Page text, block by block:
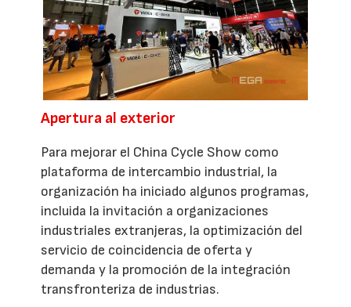
Apertura al exterior
Para mejorar el China Cycle Show como
plataforma de intercambio industrial, la
organización ha iniciado algunos programas,
incluida la invitación a organizaciones
industriales extranjeras, la optimización del
servicio de coincidencia de oferta y
demanda y la promoción de la integración
transfronteriza de industrias.